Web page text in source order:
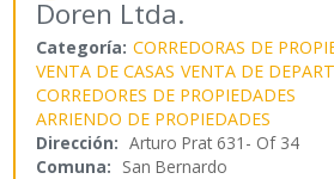
Doren Ltda.
Categoría: CORREDORAS DE
VENTA DE CASAS VENTA DE
CORREDORES DE PROPIEDADES
ARRIENDO DE PROPIEDADES
Dirección: Arturo Prat 631- Of 34
Comuna: San Bernardo